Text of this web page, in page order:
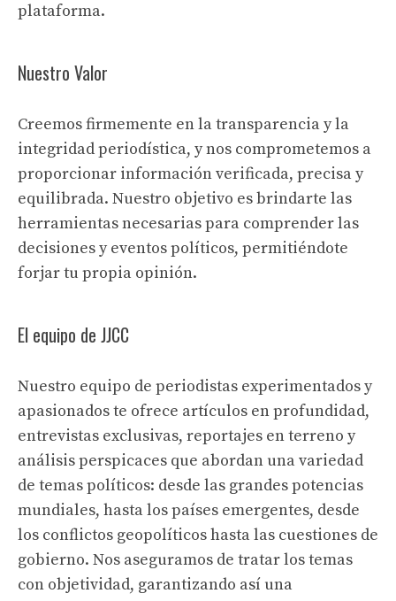
plataforma.
Nuestro Valor
Creemos firmemente en la transparencia y la
integridad periodística, y nos comprometemos a
proporcionar información verificada, precisa y
equilibrada. Nuestro objetivo es brindarte las
herramientas necesarias para comprender las
decisiones y eventos políticos, permitiéndote
forjar tu propia opinión.
El equipo de JJCC
Nuestro equipo de periodistas experimentados y
apasionados te ofrece artículos en profundidad,
entrevistas exclusivas, reportajes en terreno y
análisis perspicaces que abordan una variedad
de temas políticos: desde las grandes potencias
mundiales, hasta los países emergentes, desde
los conflictos geopolíticos hasta las cuestiones de
gobierno. Nos aseguramos de tratar los temas
con objetividad, garantizando así una